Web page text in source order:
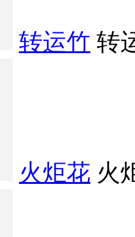
转运竹 转
火炬花 火